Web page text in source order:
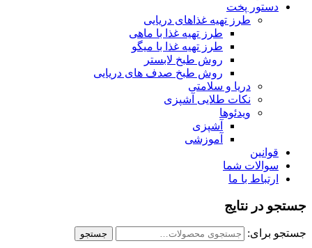
دستور پخت
طرز تهیه غذاهای دریایی
طرز تهیه غذا با ماهی
طرز تهیه غذا با میگو
روش طبخ لابستر
روش طبخ صدف های دریایی
دریا و سلامتی
نکات طلایی آشپزی
ویدئوها
آشپزی
آموزشی
قوانین
سوالات شما
ارتباط با ما
جستجو در نتایج
جستجو برای: جستجو